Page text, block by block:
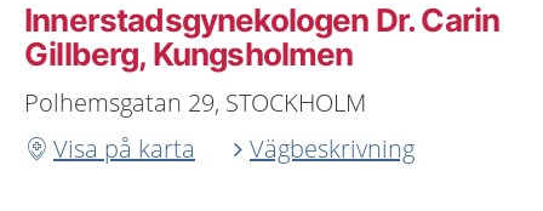
Innerstadsgynekologen Dr. Carin
Gillberg, Kungsholmen
Polhemsgatan 29, STOCKHOLM
Visa på karta
Vägbeskrivning